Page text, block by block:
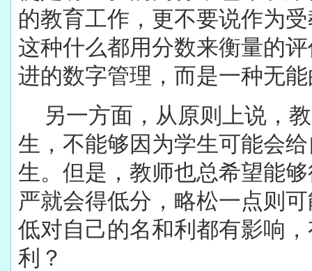
的教育工作，更不要说作为
这种什么都用分数来衡量的
进的数字管理，而是一种无
另一方面，从原则上说，
生，不能够因为学生可能会
生。但是，教师也总希望能
严就会得低分，略松一点则
低对自己的名和利都有影响
利？